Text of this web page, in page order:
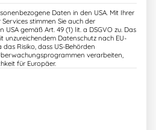
Daten in den USA. Mit Ihrer
stimmen Sie auch der
gemäß Art. 49 (1) lit. a DSGVO zu. Das
unzureichendem Datenschutz nach EU-
Risiko, dass US-Behörden
verarbeiten,
für Europäer.
Service-Gruppen, für die eine